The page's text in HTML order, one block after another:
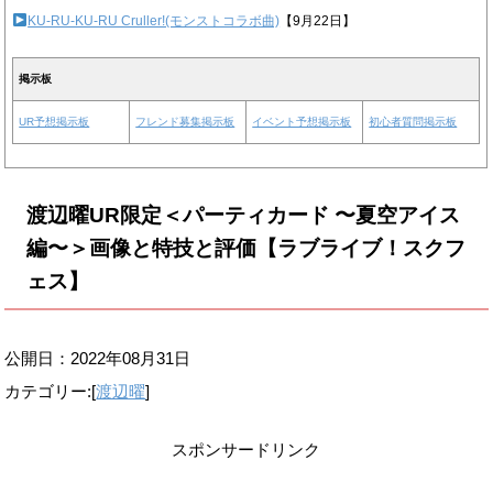
KU-RU-KU-RU Cruller!(モンストコラボ曲) 【9月22日】
掲示板
UR予想掲示板 フレンド募集掲示板 イベント予想掲示板 初心者質問掲示板
渡辺曜UR限定＜パーティカード 〜夏空アイス
編〜＞画像と特技と評価【ラブライブ！スクフ
ェス】
公開日： 2022年08月31日
カテゴリー:[渡辺曜]
スポンサードリンク